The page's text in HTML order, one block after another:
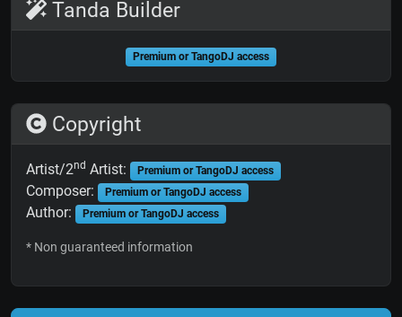
Tanda Builder
Premium or TangoDJ access
Copyright
Artist/2nd Artist: Premium or TangoDJ access
Composer: Premium or TangoDJ access
Author: Premium or TangoDJ access
* Non guaranteed information